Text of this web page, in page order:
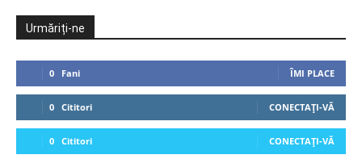
Urmăriți-ne
0 Fani ÎMI PLACE
0 Cititori CONECTAȚI-VĂ
0 Cititori CONECTAȚI-VĂ